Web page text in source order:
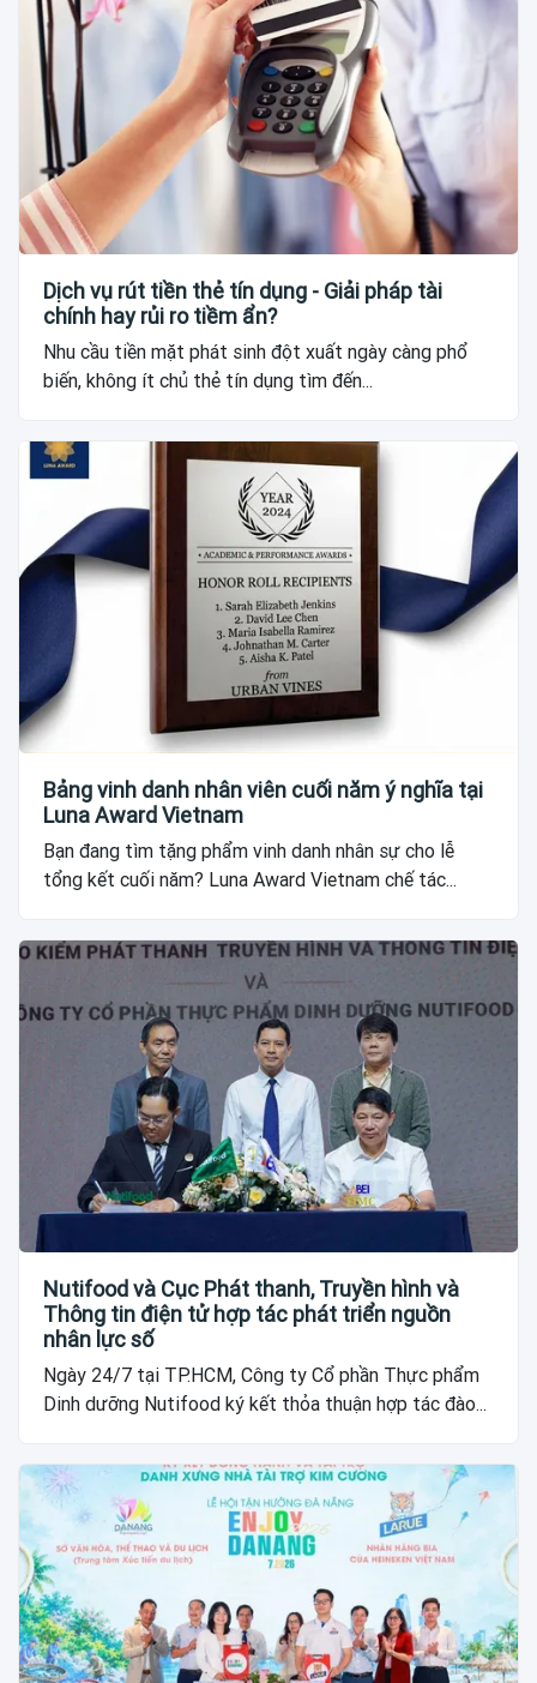
Dịch vụ rút tiền thẻ tín dụng - Giải pháp tài
chính hay rủi ro tiềm ẩn?
Nhu cầu tiền mặt phát sinh đột xuất ngày càng phổ
biến, không ít chủ thẻ tín dụng tìm đến...
Bảng vinh danh nhân viên cuối năm ý nghĩa tại
Luna Award Vietnam
Bạn đang tìm tặng phẩm vinh danh nhân sự cho lễ
tổng kết cuối năm? Luna Award Vietnam chế tác...
Nutifood và Cục Phát thanh, Truyền hình và
Thông tin điện tử hợp tác phát triển nguồn
nhân lực số
Ngày 24/7 tại TP.HCM, Công ty Cổ phần Thực phẩm
Dinh dưỡng Nutifood ký kết thỏa thuận hợp tác đào...